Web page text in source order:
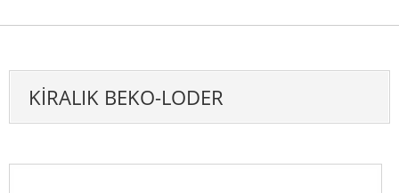
KIRALIK BEKO-LODER